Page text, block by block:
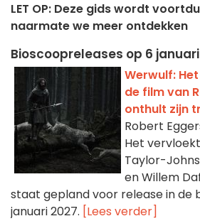
LET OP: Deze gids wordt
naarmate we meer ontdekken
Bioscoopreleases op 6 januari
Werwulf:
de film van
onthult zijn
Robert
Het
Taylor-
en Willem
staat gepland voor release in de
januari 2027. [Lees verder]